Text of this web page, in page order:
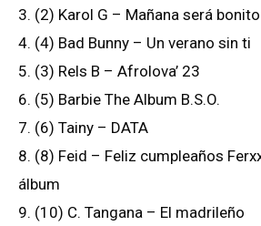
3. (2) Karol G – Mañana será bonito
4. (4) Bad Bunny – Un verano sin ti
5. (3) Rels B – Afrolova’ 23
6. (5) Barbie The Album B.S.O.
7. (6) Tainy – DATA
8. (8) Feid – Feliz cumpleaños
álbum
9. (10) C. Tangana – El madrileño